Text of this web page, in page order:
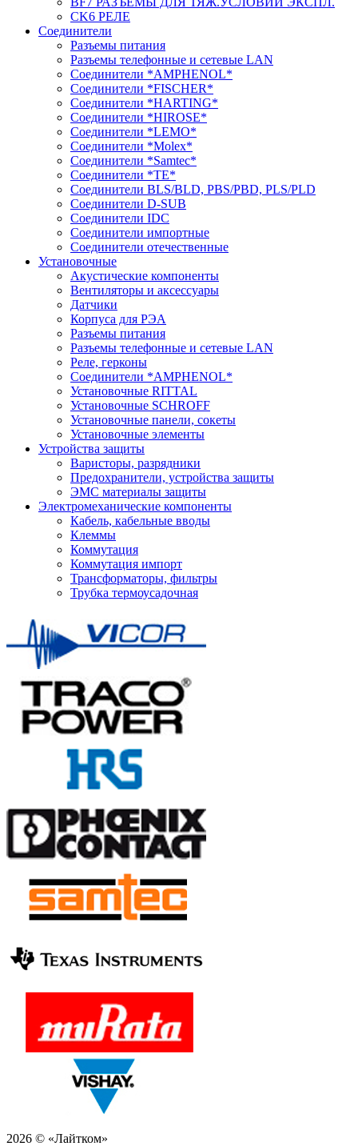
CK6 РЕЛЕ
Соединители
Разъемы питания
Разъемы телефонные и сетевые LAN
Соединители *AMPHENOL*
Соединители *FISCHER*
Соединители *HARTING*
Соединители *HIROSE*
Соединители *LEMO*
Соединители *Molex*
Соединители *Samtec*
Соединители *TE*
Соединители BLS/BLD, PBS/PBD, PLS/PLD
Соединители D-SUB
Соединители IDC
Соединители импортные
Соединители отечественные
Установочные
Акустические компоненты
Вентиляторы и аксессуары
Датчики
Корпуса для РЭА
Разъемы питания
Разъемы телефонные и сетевые LAN
Реле, герконы
Соединители *AMPHENOL*
Установочные RITTAL
Установочные SCHROFF
Установочные панели, сокеты
Установочные элементы
Устройства защиты
Варисторы, разрядники
Предохранители, устройства защиты
ЭМС материалы защиты
Электромеханические компоненты
Кабель, кабельные вводы
Клеммы
Коммутация
Коммутация импорт
Трансформаторы, фильтры
Трубка термоусадочная
2026 © «Лайтком»